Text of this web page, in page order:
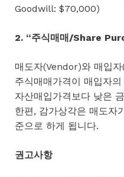
Goodwill: $70,000)
2. “주식매매/Share
매도자(Vendor)와 매입
주식매매가격이 매입자
자산매입가격보다 낮은
한편, 감가상각은 매도자
준으로 하게 됩니다.
권고사항